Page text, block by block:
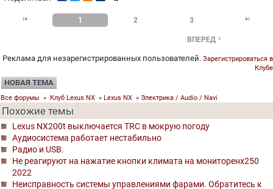
 1 2 3 
ВПЕРЕД 
Реклама для незарегистрированных пользователей. Зарегистрироваться в
Клубе
НОВАЯ ТЕМА
Все форумы » Клуб Lexus NX » Lexus NX » Электрика / Audio / Navi
Похожие темы
Lexus NX200t выключается TRC в мокрую погоду
Аудиосистема работает нестабильно
Радио и USB.
Не реагируют на нажатие кнопки климата на мониторенх250
2022
Неисправность системы управлениями фарами. Обратитесь к